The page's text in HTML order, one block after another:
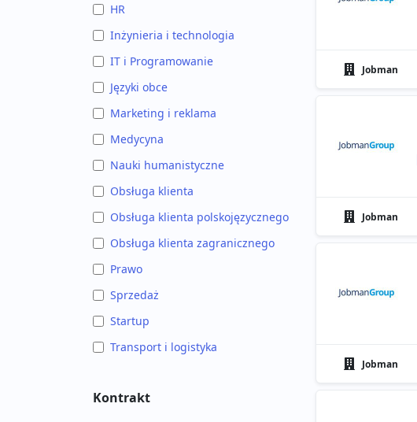
HR
Inżynieria i technologia
IT i Programowanie
Języki obce
Marketing i reklama
Medycyna
Nauki humanistyczne
Obsługa klienta
Obsługa klienta polskojęzycznego
Obsługa klienta zagranicznego
Prawo
Sprzedaż
Startup
Transport i logistyka
Kontrakt
Jobman
Jobman
Jobman